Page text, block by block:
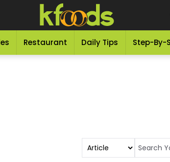
Restaurant Daily Tips Step-By-